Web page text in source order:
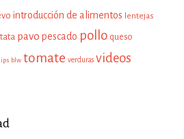
introducción de alimentos lentejas
pavo pescado pollo queso
blw tomate verduras videos